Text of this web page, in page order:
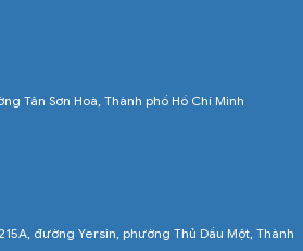
Tân Sơn Hoà, Thành phố Hồ Chí Minh
đường Yersin, phường Thủ Dầu Một, Thành